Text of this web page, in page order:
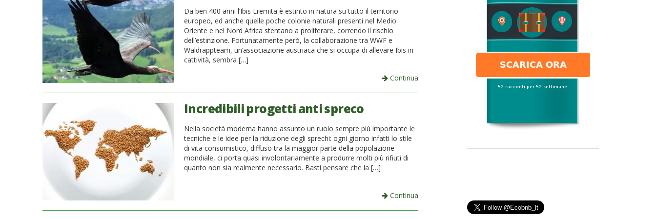
Da ben 400 anni l’Ibis Eremita è estinto in natura su tutto il territorio
europeo, ed anche quelle poche colonie naturali presenti nel Medio
Oriente e nel Nord Africa stentano a proliferare, correndo il rischio
dell’estinzione. Fortunatamente però, la collaborazione tra WWF e
Waldrappteam, un’associazione austriaca che si occupa di allevare Ibis in
cattività, sembra […]
Continua
Incredibili progetti anti spreco
Nella società moderna hanno assunto un ruolo sempre più importante le
tecniche e le idee per la riduzione degli sprechi: ogni giorno infatti lo stile
di vita consumistico, diffuso tra la maggior parte della popolazione
mondiale, ci porta quasi involontariamente a produrre molti più rifiuti di
quanto non sia realmente necessario. Basti pensare che la […]
Continua